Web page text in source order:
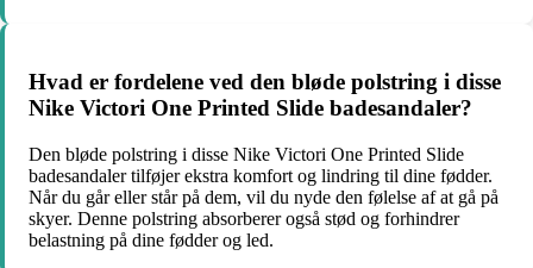
Hvad er fordelene ved den bløde polstring i disse
Nike Victori One Printed Slide badesandaler?
Den bløde polstring i disse Nike Victori One Printed Slide
badesandaler tilføjer ekstra komfort og lindring til dine fødder.
Når du går eller står på dem, vil du nyde den følelse af at gå på
skyer. Denne polstring absorberer også stød og forhindrer
belastning på dine fødder og led.